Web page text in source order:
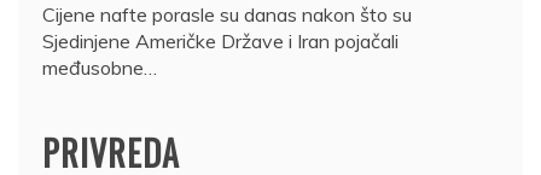
Cijene nafte porasle su danas nakon što su
Sjedinjene Američke Države i Iran pojačali
međusobne…
PRIVREDA